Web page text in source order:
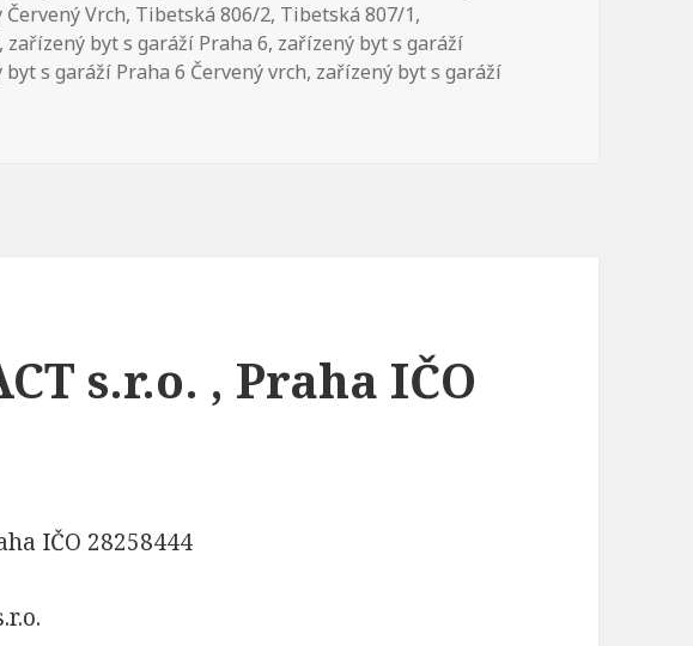
Červený Vrch, Tibetská 806/2, Tibetská 807/1,
, zařízený byt s garáží Praha 6, zařízený byt s garáží
byt s garáží Praha 6 Červený vrch, zařízený byt s garáží
s.r.o. , Praha IČO
IČO 28258444